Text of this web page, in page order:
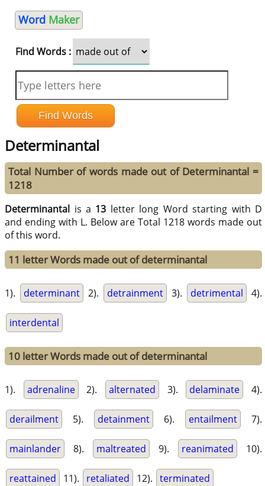
Word Maker
Find Words :
Determinantal
Total Number of words made out of Determinantal =
1218
Determinantal is a 13 letter long Word starting with D
and ending with L. Below are Total 1218 words made out
of this word.
11 letter Words made out of determinantal
1). determinant 2). detrainment 3). detrimental 4).
interdental
10 letter Words made out of determinantal
1). adrenaline 2). alternated 3). delaminate 4).
derailment 5). detainment 6). entailment 7).
mainlander 8). maltreated 9). reanimated 10).
reattained 11). retaliated 12). terminated